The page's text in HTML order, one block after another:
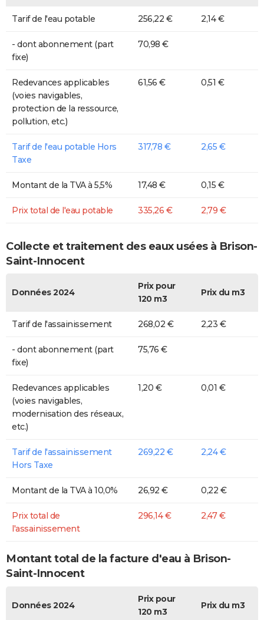
Tarif de l'eau potable 256,22 € 2,14 €
- dont abonnement (part
fixe)
70,98 €
Redevances applicables
(voies navigables,
protection de la ressource,
pollution, etc.)
61,56 € 0,51 €
Tarif de l'eau potable Hors
Taxe
317,78 € 2,65 €
Montant de la TVA à 5,5% 17,48 € 0,15 €
Prix total de l'eau potable 335,26 € 2,79 €
Collecte et traitement des eaux usées à Brison-
Saint-Innocent
Données 2024
Prix pour
120 m3
Prix du m3
Tarif de l'assainissement 268,02 € 2,23 €
- dont abonnement (part
fixe)
75,76 €
Redevances applicables
(voies navigables,
modernisation des réseaux,
etc.)
1,20 € 0,01 €
Tarif de l'assainissement
Hors Taxe
269,22 € 2,24 €
Montant de la TVA à 10,0% 26,92 € 0,22 €
Prix total de
l'assainissement
296,14 € 2,47 €
Montant total de la facture d'eau à Brison-
Saint-Innocent
Données 2024
Prix pour
120 m3
Prix du m3